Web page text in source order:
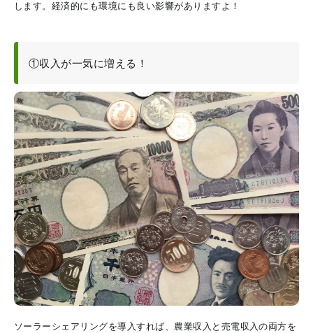
します。経済的にも環境にも良い影響がありますよ！
①収入が一気に増える！
ソーラーシェアリングを導入すれば、農業収入と売電収入の両方を